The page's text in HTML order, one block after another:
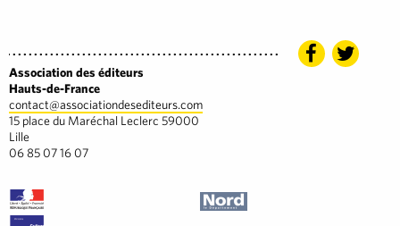
Association des éditeurs
Hauts-de-France
contact@associationdesediteurs.com
15 place du Maréchal Leclerc 59000
Lille
06 85 07 16 07